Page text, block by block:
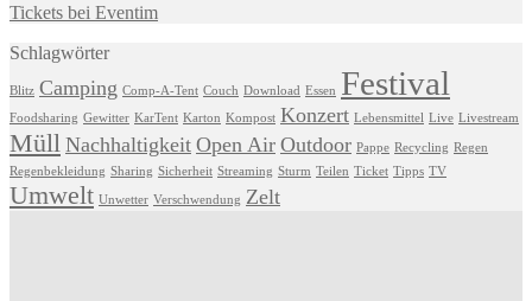
Tickets bei Eventim
Schlagwörter
Blitz Camping Comp-A-Tent Couch Download Essen Festival
Foodsharing Gewitter KarTent Karton Kompost Konzert Lebensmittel Live Livestream
Müll Nachhaltigkeit Open Air Outdoor Pappe Recycling Regen
Regenbekleidung Sharing Sicherheit Streaming Sturm Teilen Ticket Tipps TV
Umwelt Unwetter Verschwendung Zelt